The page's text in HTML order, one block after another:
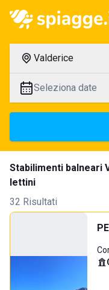
Valderice
Seleziona date
Stabilimenti balneari
lettini
32 Risultati